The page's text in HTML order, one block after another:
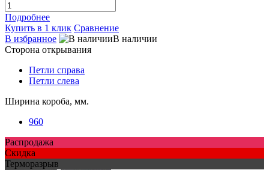
Подробнее
Купить в 1 клик Сравнение
В избранное
В наличии
Сторона открывания
Петли справа
Петли слева
Ширина короба, мм.
960
Распродажа
Скидка
Терморазрыв